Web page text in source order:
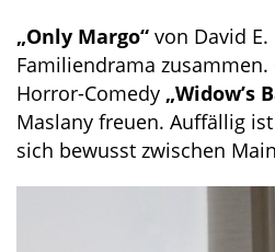
„Only Margo“ von David
Familiendrama
Horror-Comedy „Widow’s
Maslany freuen. Auffällig
sich bewusst zwischen